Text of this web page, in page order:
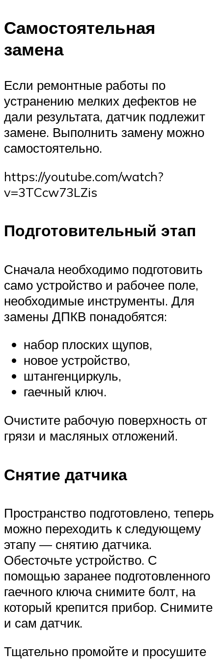
Самостоятельная
замена
Если ремонтные работы по
устранению мелких дефектов не
дали результата, датчик подлежит
замене. Выполнить замену можно
самостоятельно.
https://youtube.com/watch?
v=3TCcw73LZis
Подготовительный этап
Сначала необходимо подготовить
само устройство и рабочее поле,
необходимые инструменты. Для
замены ДПКВ понадобятся:
набор плоских щупов,
новое устройство,
штангенциркуль,
гаечный ключ.
Очистите рабочую поверхность от
грязи и масляных отложений.
Снятие датчика
Пространство подготовлено, теперь
можно переходить к следующему
этапу — снятию датчика.
Обесточьте устройство. С
помощью заранее подготовленного
гаечного ключа снимите болт, на
который крепится прибор. Снимите
и сам датчик.
Тщательно промойте и просушите